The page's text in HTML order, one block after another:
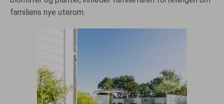
familiens nye uterom.